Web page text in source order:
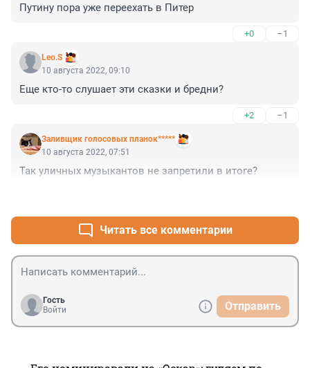
Путину пора уже переехать в Питер
+0 –1
Leo.S
10 августа 2022, 09:10
Еще кто-то слушает эти сказки и бредни?
+2 –1
Заливщик голосовых планок*****
10 августа 2022, 07:51
Так уличных музыкантов не запретили в итоге?
Читать все комментарии
Гость
Войти
Отправить